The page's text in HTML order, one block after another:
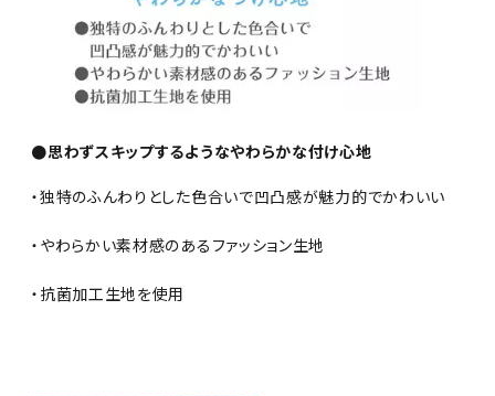
●思わずスキップするようなやわらかな付け心地
・独特のふんわりとした色合いで凹凸感が魅力的でかわいい
・やわらかい素材感のあるファッション生地
・抗菌加工生地を使用